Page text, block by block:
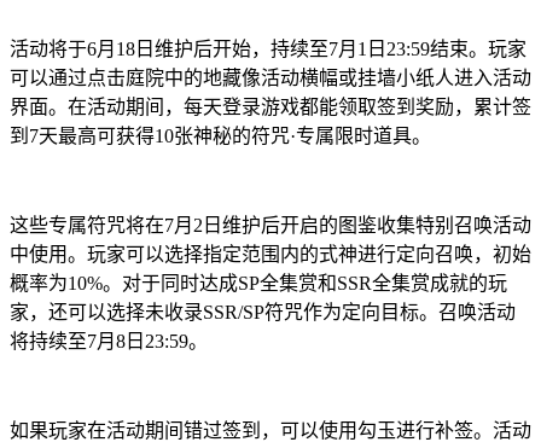
活动将于6月18日维护后开始，持续至7月1日23:59结束。玩家
可以通过点击庭院中的地藏像活动横幅或挂墙小纸人进入活动
界面。在活动期间，每天登录游戏都能领取签到奖励，累计签
到7天最高可获得10张神秘的符咒·专属限时道具。
这些专属符咒将在7月2日维护后开启的图鉴收集特别召唤活动
中使用。玩家可以选择指定范围内的式神进行定向召唤，初始
概率为10%。对于同时达成SP全集赏和SSR全集赏成就的玩
家，还可以选择未收录SSR/SP符咒作为定向目标。召唤活动
将持续至7月8日23:59。
如果玩家在活动期间错过签到，可以使用勾玉进行补签。活动